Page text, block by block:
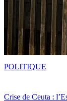
Crise de Ceuta :
POLITIQUE